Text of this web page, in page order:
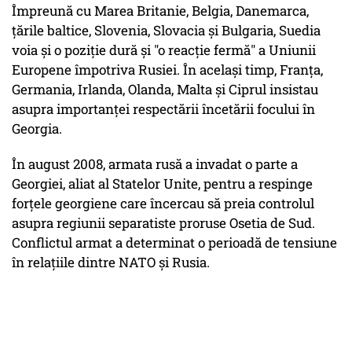
Împreună cu Marea Britanie, Belgia, Danemarca,
ţările baltice, Slovenia, Slovacia şi Bulgaria, Suedia
voia şi o poziţie dură şi "o reacţie fermă" a Uniunii
Europene împotriva Rusiei. În acelaşi timp, Franţa,
Germania, Irlanda, Olanda, Malta şi Ciprul insistau
asupra importanţei respectării încetării focului în
Georgia.
În august 2008, armata rusă a invadat o parte a
Georgiei, aliat al Statelor Unite, pentru a respinge
forţele georgiene care încercau să preia controlul
asupra regiunii separatiste proruse Osetia de Sud.
Conflictul armat a determinat o perioadă de tensiune
în relaţiile dintre NATO şi Rusia.